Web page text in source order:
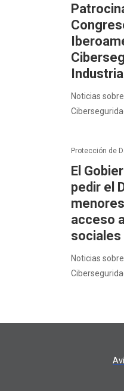
Noticias
Protección de
El
pedir el
acceso
sociales
Noticias